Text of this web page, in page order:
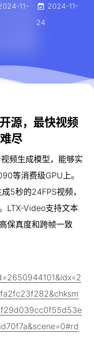
11-
2024-11-
24
源，最快视频
尽
频生成模型，能够实
等消费级GPU上。
5秒的24FPS视频，
LTX-Video支持文本
保真度和跨帧一致